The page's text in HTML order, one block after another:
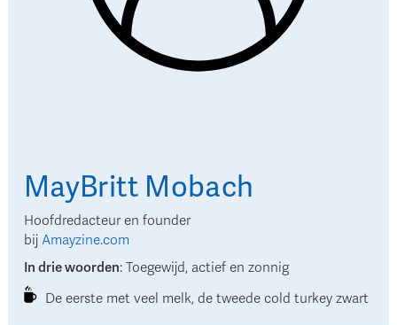
MayBritt Mobach
Hoofdredacteur en founder
bij Amayzine.com
In drie woorden: Toegewijd, actief en zonnig
De eerste met veel melk, de tweede cold turkey zwart